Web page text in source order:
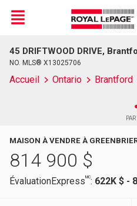
Live
En Direct
Menu
45 DRIFTWOOD DRIVE,
NO. MLS® X13025706
Accueil Ontario Brantford
MAISON À VENDRE À
814 900 $
ÉvaluationExpressMC: 622K $ -